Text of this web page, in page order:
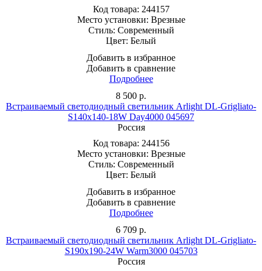
Код товара: 244157
Место установки: Врезные
Стиль: Современный
Цвет: Белый
Добавить в избранное
Добавить в сравнение
Подробнее
8 500 р.
Встраиваемый светодиодный светильник Arlight DL-Grigliato-
S140x140-18W Day4000 045697
Россия
Код товара: 244156
Место установки: Врезные
Стиль: Современный
Цвет: Белый
Добавить в избранное
Добавить в сравнение
Подробнее
6 709 р.
Встраиваемый светодиодный светильник Arlight DL-Grigliato-
S190x190-24W Warm3000 045703
Россия